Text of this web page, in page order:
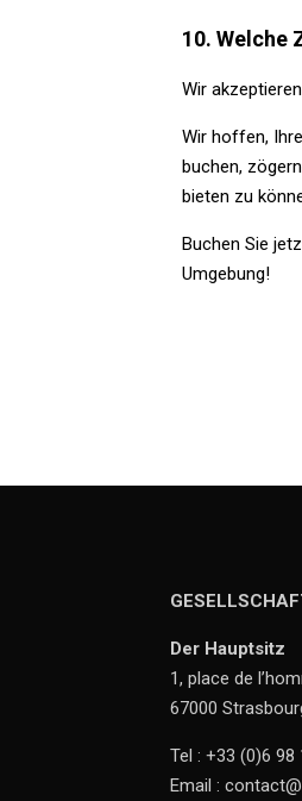
10. Welche
Wir
Wir hoffen,
buchen,
bieten zu
Buchen Sie
Umgebung!
Der Hauptsitz
1, place de
67000
Tel : +33 (0)6 98
Email :